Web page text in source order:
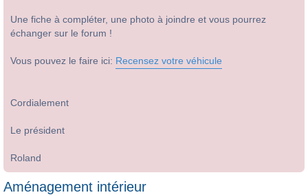
Une fiche à compléter, une photo à joindre et vous pourrez
échanger sur le forum !
Vous pouvez le faire ici: Recensez votre véhicule
Cordialement
Le président
Roland
Aménagement intérieur